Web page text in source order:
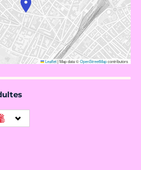
Leaflet|Map data ©OpenStreetMapcontributors